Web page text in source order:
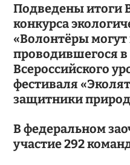
Подведены итоги
конкурса
«Волонтёры могут
проводившегося в
Всероссийского
фестиваля
защитники
В федеральном
участие 292